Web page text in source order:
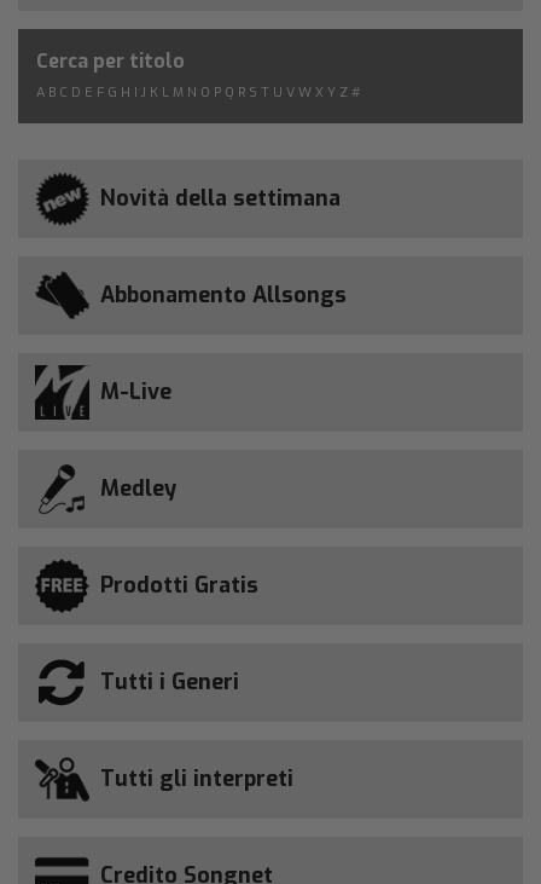
Cerca per titolo
A B C D E F G H I J K L M N O P Q R S T U V W X Y Z #
Novità della settimana
Abbonamento Allsongs
M-Live
Medley
Prodotti Gratis
Tutti i Generi
Tutti gli interpreti
Credito Songnet